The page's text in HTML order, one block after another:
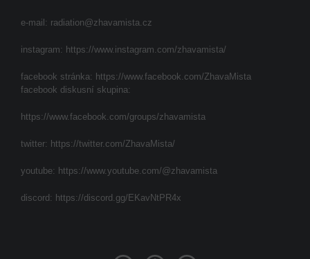
e-mail: radiation@zhavamista.cz
instagram: https://www.instagram.com/zhavamista/
facebook stránka: https://www.facebook.com/ZhavaMista
facebook diskusní skupina:
https://www.facebook.com/groups/zhavamista
twitter: https://twitter.com/ZhavaMista/
youtube: https://www.youtube.com/@zhavamista
discord: https://discord.gg/EKavNtPR4x